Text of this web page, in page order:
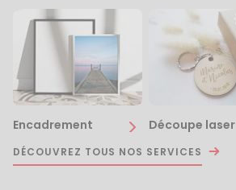
Encadrement Découpe laser
DÉCOUVREZ TOUS NOS SERVICES